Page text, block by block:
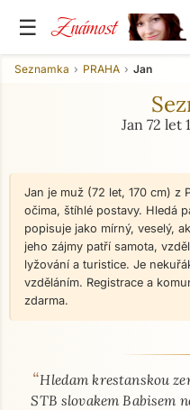
☰ Známost
Seznamka PRAHA Jan
Jan 72 let
Jan je muž (72 let, 170 cm) z
očima, štíhlé postavy. Hledá
popisuje jako mírný, veselý,
jeho zájmy patří samota,
lyžování a turistice. Je
vzděláním. Registrace a
zdarma.
O mně - seznamka profil
“Hledam krestanskou
STB slovakem Babisem